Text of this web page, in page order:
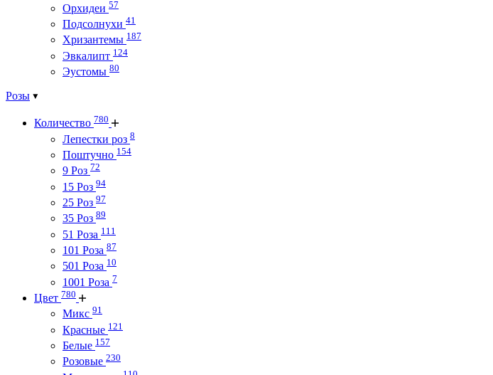
Орхидеи 57
Подсолнухи 41
Хризантемы 187
Эвкалипт 124
Эустомы 80
Розы
Количество 780
Лепестки роз 8
Поштучно 154
9 Роз 72
15 Роз 94
25 Роз 97
35 Роз 89
51 Роза 111
101 Роза 87
501 Роза 10
1001 Роза 7
Цвет 780
Микс 91
Красные 121
Белые 157
Розовые 230